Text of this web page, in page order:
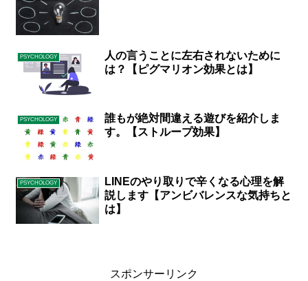
PSYCHOLOGY
人の言うことに左右されないために
は？【ピグマリオン効果とは】
PSYCHOLOGY
誰もが絶対間違える遊びを紹介しま
す。【ストループ効果】
PSYCHOLOGY
LINEのやり取りで辛くなる心理を解
説します【アンビバレンスな気持ちと
は】
スポンサーリンク